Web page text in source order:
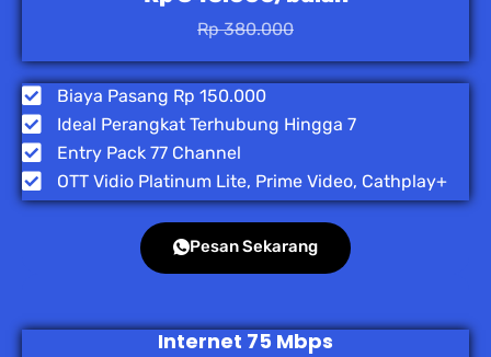
Rp 380.000
Biaya Pasang Rp 150.000
Ideal Perangkat Terhubung Hingga 7
Entry Pack 77 Channel
OTT Vidio Platinum Lite, Prime Video, Cathplay+
Pesan Sekarang
Internet 75 Mbps